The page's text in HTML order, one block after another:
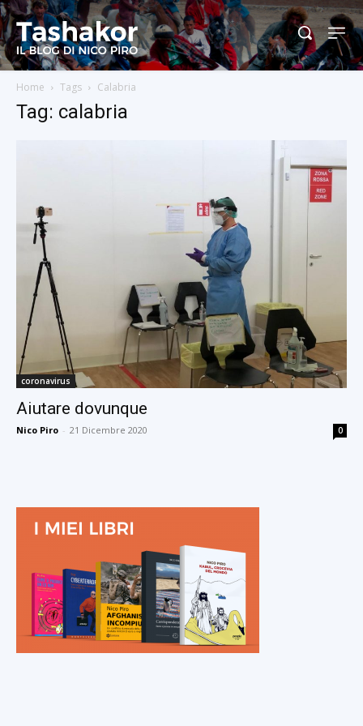
Home Tags Calabria
Tag: calabria
coronavirus
Aiutare dovunque
Nico Piro - 21 Dicembre 2020 0